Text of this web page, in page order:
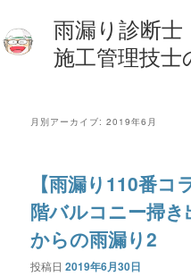
雨漏り診断士
施工管理技
月別アーカイブ:2019年6月
【雨漏り110番コ
階バルコニー掃
からの雨漏り2
投稿日2019年6月30日